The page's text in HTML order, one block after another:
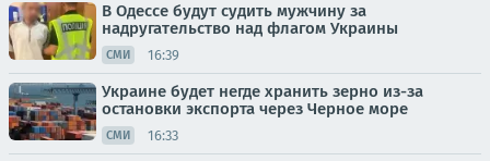
В Одессе будут судить мужчину за
надругательство над флагом Украины
СМИ 16:39
Украине будет негде хранить зерно из-за
остановки экспорта через Черное море
СМИ 16:33